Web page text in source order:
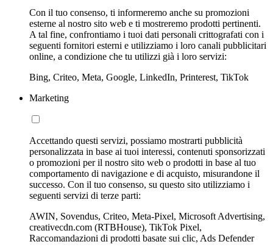
Con il tuo consenso, ti informeremo anche su promozioni
esterne al nostro sito web e ti mostreremo prodotti pertinenti.
A tal fine, confrontiamo i tuoi dati personali crittografati con i
seguenti fornitori esterni e utilizziamo i loro canali pubblicitari
online, a condizione che tu utilizzi già i loro servizi:
Bing, Criteo, Meta, Google, LinkedIn, Printerest, TikTok
Marketing
Accettando questi servizi, possiamo mostrarti pubblicità
personalizzata in base ai tuoi interessi, contenuti sponsorizzati
o promozioni per il nostro sito web o prodotti in base al tuo
comportamento di navigazione e di acquisto, misurandone il
successo. Con il tuo consenso, su questo sito utilizziamo i
seguenti servizi di terze parti:
AWIN, Sovendus, Criteo, Meta-Pixel, Microsoft Advertising,
creativecdn.com (RTBHouse), TikTok Pixel,
Raccomandazioni di prodotti basate sui clic, Ads Defender